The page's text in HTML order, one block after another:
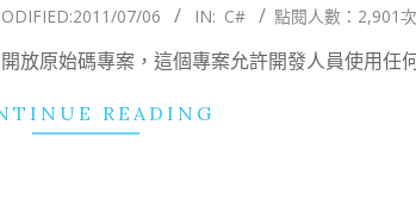
2011/07/06 IN: C# 點閱人數：2,901次
放原始碼專案，這個專案允許開發人員使用任
READING